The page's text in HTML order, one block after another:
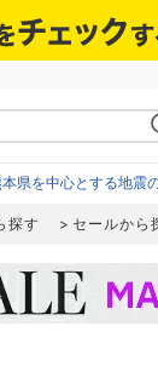
県を中心とする地震
探す セールから